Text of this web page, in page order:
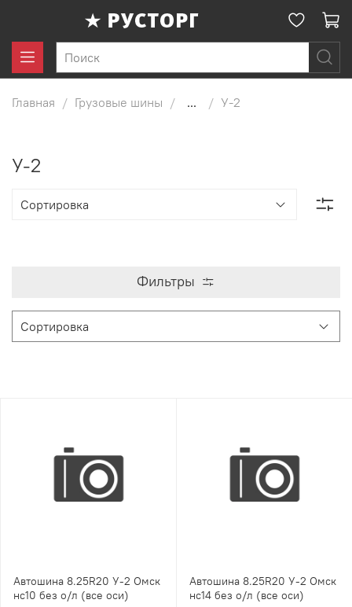
Главная Грузовые шины ... У-2
У-2
Фильтры
Автошина 8.25R20 У-2 Омск
нс10 без о/л (все оси)
Автошина 8.25R20 У-2 Омск
нс14 без о/л (все оси)